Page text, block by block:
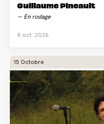
Guillaume Pineault
En rodage
8 oct. 2026
15 Octobre